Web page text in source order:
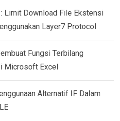
Limit Download File Ekstensi
Layer7 Protocol
Fungsi Terbilang
Microsoft Excel
Alternatif IF Dalam